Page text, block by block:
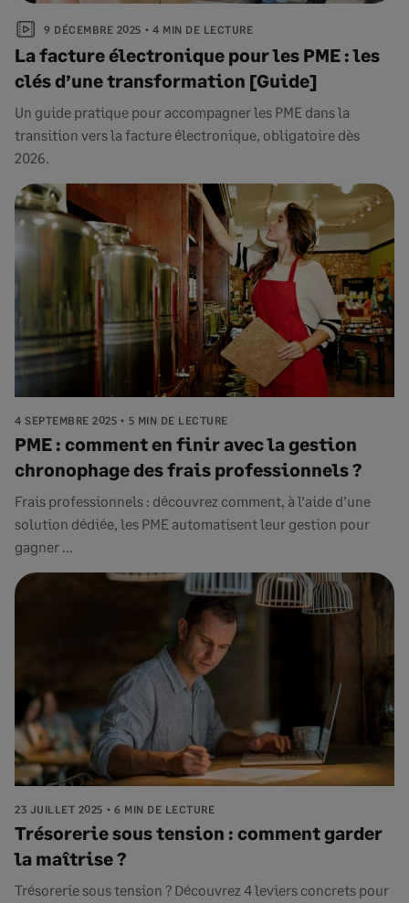
9 DÉCEMBRE 2025 4 MIN DE LECTURE
La facture électronique pour les PME : les
clés d’une transformation [Guide]
Un guide pratique pour accompagner les PME dans la
transition vers la facture électronique, obligatoire dès
2026.
4 SEPTEMBRE 2025 5 MIN DE LECTURE
PME : comment en finir avec la gestion
chronophage des frais professionnels ?
Frais professionnels : découvrez comment, à l’aide d’une
solution dédiée, les PME automatisent leur gestion pour
gagner ...
23 JUILLET 2025 6 MIN DE LECTURE
Trésorerie sous tension : comment garder
la maîtrise ?
Trésorerie sous tension ? Découvrez 4 leviers concrets pour